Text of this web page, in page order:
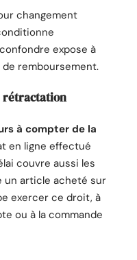
changement
expose à
remboursement.
rétractation
à compter de la
en ligne effectué
couvre aussi les
un article acheté sur
exercer ce droit, à
ou à la commande